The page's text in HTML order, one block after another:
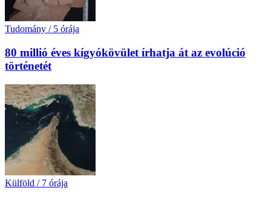
Tudomány / 5 órája
80 millió éves kígyókövület írhatja át az evolúció
történetét
Külföld / 7 órája